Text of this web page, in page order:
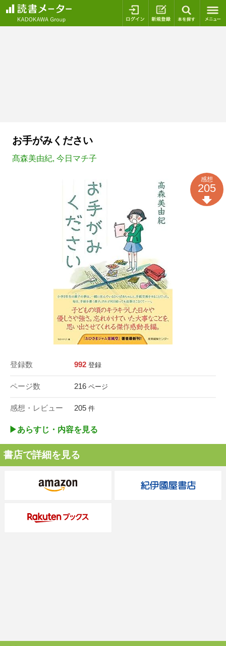
ログイン 新規登録
お手がみください
髙森美由紀, 今日マチ子
登録数 992 登録
ページ数 216 ページ
感想・レビュー 205 件
感想
205
▶︎あらすじ・内容を見る
書店で詳細を見る